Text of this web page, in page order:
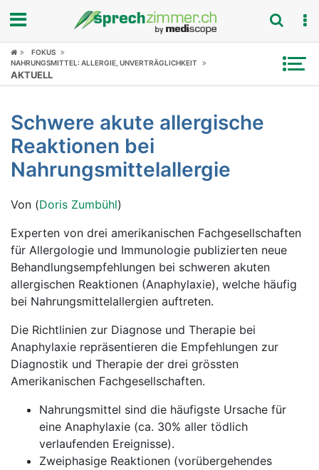
Fokus
Symptome
Untersuchungen
News
Ratgeber
Rubriken
FOKUS
NAHRUNGSMITTEL: ALLERGIE, UNVERTRÄGLICHKEIT
AKTUELL
Schwere akute allergische
Reaktionen bei
Nahrungsmittelallergie
Von (Doris Zumbühl)
Experten von drei amerikanischen Fachgesellschaften
für Allergologie und Immunologie publizierten neue
Behandlungsempfehlungen bei schweren akuten
allergischen Reaktionen (Anaphylaxie), welche häufig
bei Nahrungsmittelallergien auftreten.
Die Richtlinien zur Diagnose und Therapie bei
Anaphylaxie repräsentieren die Empfehlungen zur
Diagnostik und Therapie der drei grössten
Amerikanischen Fachgesellschaften.
Nahrungsmittel sind die häufigste Ursache für
eine Anaphylaxie (ca. 30% aller tödlich
verlaufenden Ereignisse).
Zweiphasige Reaktionen (vorübergehendes